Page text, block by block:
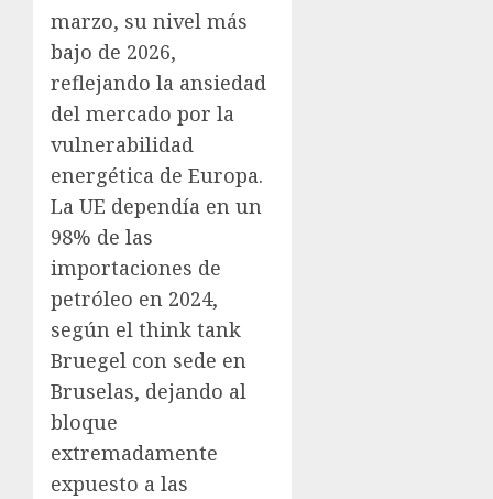
marzo, su nivel más
bajo de 2026,
reflejando la ansiedad
del mercado por la
vulnerabilidad
energética de Europa.
La UE dependía en un
98% de las
importaciones de
petróleo en 2024,
según el think tank
Bruegel con sede en
Bruselas, dejando al
bloque
extremadamente
expuesto a las